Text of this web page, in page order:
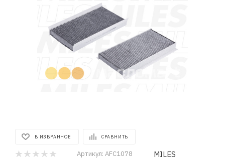
В ИЗБРАННОЕ СРАВНИТЬ
Артикул: AFC1078 MILES